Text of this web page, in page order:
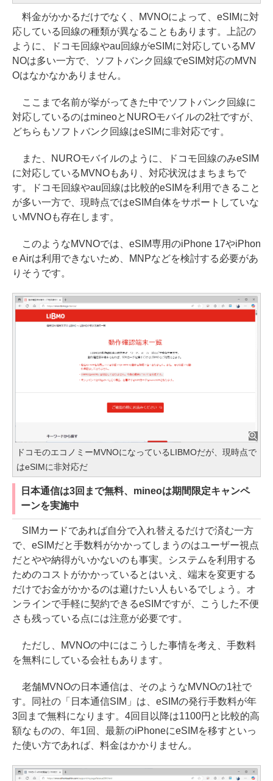
料金がかかるだけでなく、MVNOによって、eSIMに対
応している回線の種類が異なることもあります。上記の
ように、ドコモ回線やau回線がeSIMに対応しているMV
NOは多い一方で、ソフトバンク回線でeSIM対応のMVN
Oはなかなかありません。
ここまで名前が挙がってきた中でソフトバンク回線に
対応しているのはmineoとNUROモバイルの2社ですが、
どちらもソフトバンク回線はeSIMに非対応です。
また、NUROモバイルのように、ドコモ回線のみeSIM
に対応しているMVNOもあり、対応状況はまちまちで
す。ドコモ回線やau回線は比較的eSIMを利用できること
が多い一方で、現時点ではeSIM自体をサポートしていな
いMVNOも存在します。
このようなMVNOでは、eSIM専用のiPhone 17やiPhon
e Airは利用できないため、MNPなどを検討する必要があ
りそうです。
ドコモのエコノミーMVNOになっているLIBMOだが、現時点で
はeSIMに非対応だ
日本通信は3回まで無料、mineoは期間限定キャンペ
ーンを実施中
SIMカードであれば自分で入れ替えるだけで済む一方
で、eSIMだと手数料がかかってしまうのはユーザー視点
だとやや納得がいかないのも事実。システムを利用する
ためのコストがかかっているとはいえ、端末を変更する
だけでお金がかかるのは避けたい人もいるでしょう。オ
ンラインで手軽に契約できるeSIMですが、こうした不便
さも残っている点には注意が必要です。
ただし、MVNOの中にはこうした事情を考え、手数料
を無料にしている会社もあります。
老舗MVNOの日本通信は、そのようなMVNOの1社で
す。同社の「日本通信SIM」は、eSIMの発行手数料が年
3回まで無料になります。4回目以降は1100円と比較的高
額なものの、年1回、最新のiPhoneにeSIMを移すといっ
た使い方であれば、料金はかかりません。